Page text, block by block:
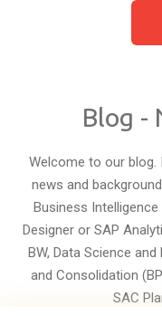
Blog -
Welcome to our blog.
news and
Business
Designer or SAP
BW, Data Science
and Consolidation
SAC